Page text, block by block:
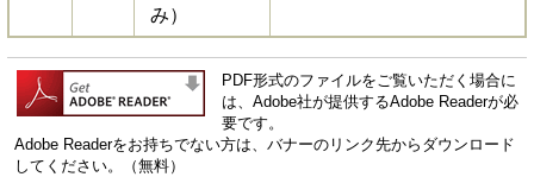
み）
PDF形式のファイルをご覧いただく場合に
は、Adobe社が提供するAdobe Readerが必
要です。
Adobe Readerをお持ちでない方は、バナーのリンク先からダウンロード
してください。（無料）